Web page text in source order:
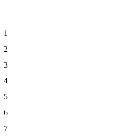
1
2
3
4
5
6
7